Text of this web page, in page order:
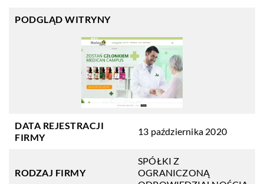
PODGLĄD WITRYNY
DATA REJESTRACJI
FIRMY
13 października 2020
RODZAJ FIRMY
SPÓŁKI Z
OGRANICZONĄ